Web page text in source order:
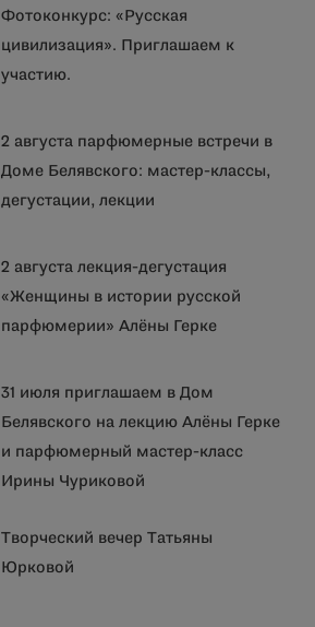
Фотоконкурс: «Русская
цивилизация». Приглашаем к
участию.
2 августа парфюмерные встречи в
Доме Белявского: мастер-классы,
дегустации, лекции
2 августа лекция-дегустация
«Женщины в истории русской
парфюмерии» Алёны Герке
31 июля приглашаем в Дом
Белявского на лекцию Алёны Герке
и парфюмерный мастер-класс
Ирины Чуриковой
Творческий вечер Татьяны
Юрковой